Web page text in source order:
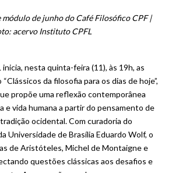
de junho do Café Filosófico CPF |
acervo Instituto CPFL
inicia, nesta quinta-feira (11), às 19h, as
da filosofia para os dias de hoje”,
propõe uma reflexão contemporânea
e vida humana a partir do pensamento de
ocidental. Com curadoria do
Universidade de Brasília Eduardo Wolf, o
de Aristóteles, Michel de Montaigne e
questões clássicas aos desafios e